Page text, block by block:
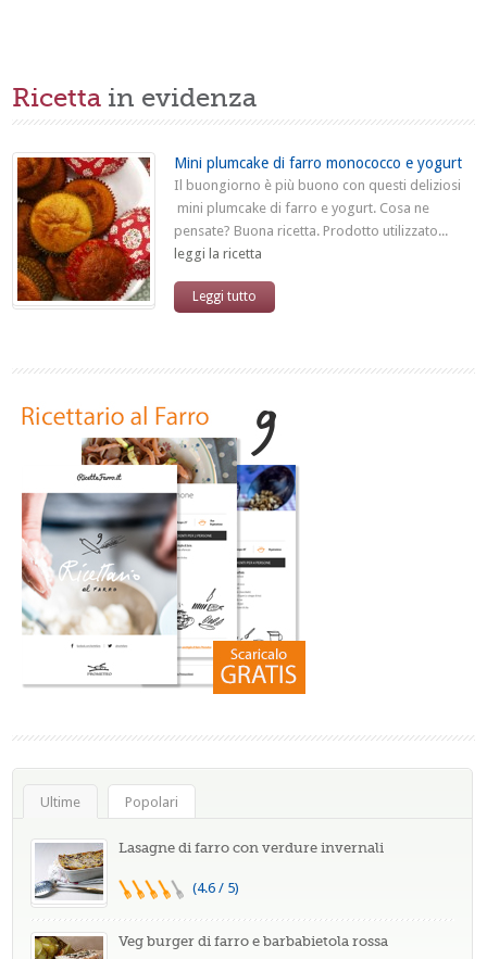
Ricetta in evidenza
Mini plumcake di farro monococco e yogurt
Il buongiorno è più buono con questi deliziosi
mini plumcake di farro e yogurt. Cosa ne
pensate? Buona ricetta. Prodotto utilizzato...
leggi la ricetta
Leggi tutto
Ultime Popolari
Lasagne di farro con verdure invernali
(4.6 / 5)
Veg burger di farro e barbabietola rossa